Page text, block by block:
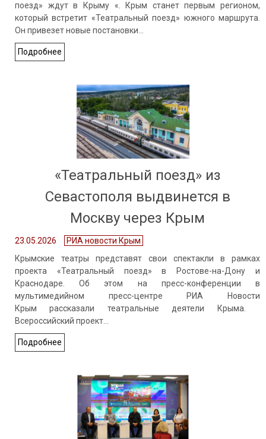
поезд» ждут в Крыму «. Крым станет первым регионом,
который встретит «Театральный поезд» южного маршрута.
Он привезет новые постановки…
Подробнее
«Театральный поезд» из
Севастополя выдвинется в
Москву через Крым
23.05.2026
РИА новости Крым
Крымские театры представят свои спектакли в рамках
проекта «Театральный поезд» в Ростове-на-Дону и
Краснодаре. Об этом на пресс-конференции в
мультимедийном пресс-центре РИА Новости
Крым рассказали театральные деятели Крыма.
Всероссийский проект…
Подробнее